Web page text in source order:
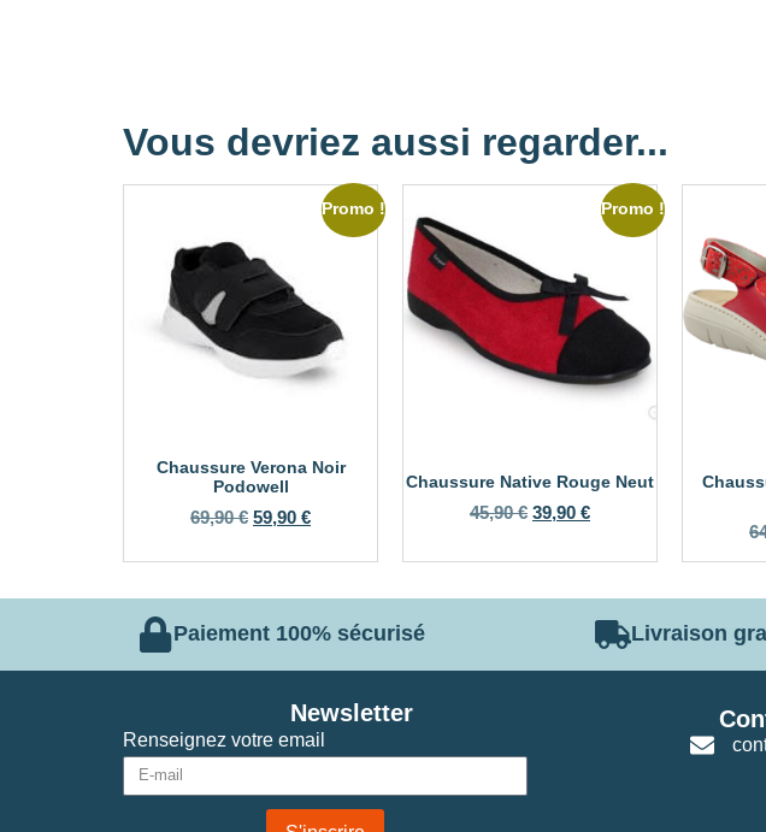
Vous devriez aussi regarder...
Promo !
Chaussure Verona Noir
Podowell
69,90€ 59,90 €
Promo !
Chaussure Native Rouge Neut
45,90€ 39,90 €
Paiement 100% sécurisé Livraison
Renseignez votre email
Newsletter